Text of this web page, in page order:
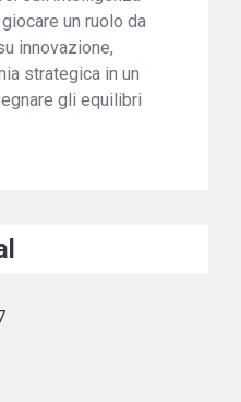
un ruolo da
innovazione,
strategica in un
gli equilibri